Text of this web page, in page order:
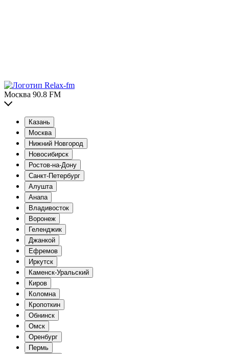
Москва 90.8 FM
Казань
Москва
Нижний Новгород
Новосибирск
Ростов-на-Дону
Санкт-Петербург
Алушта
Анапа
Владивосток
Воронеж
Геленджик
Джанкой
Ефремов
Иркутск
Каменск-Уральский
Киров
Коломна
Кропоткин
Обнинск
Омск
Оренбург
Пермь